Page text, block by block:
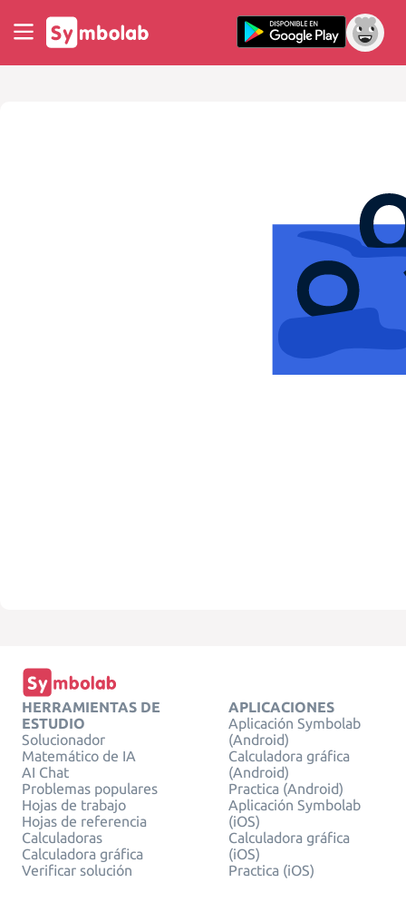
HERRAMIENTAS DE
ESTUDIO
Solucionador
Matemático de IA
AI Chat
Problemas populares
Hojas de trabajo
Hojas de referencia
Calculadoras
Calculadora gráfica
Verificar solución
APLICACIONES
Aplicación Symbolab
(Android)
Calculadora gráfica
(Android)
Practica (Android)
Aplicación Symbolab
(iOS)
Calculadora gráfica
(iOS)
Practica (iOS)